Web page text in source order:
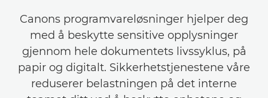
Canons programvareløsninger hjelper deg
med å beskytte sensitive opplysninger
gjennom hele dokumentets livssyklus, på
papir og digitalt. Sikkerhetstjenestene våre
reduserer belastningen på det interne